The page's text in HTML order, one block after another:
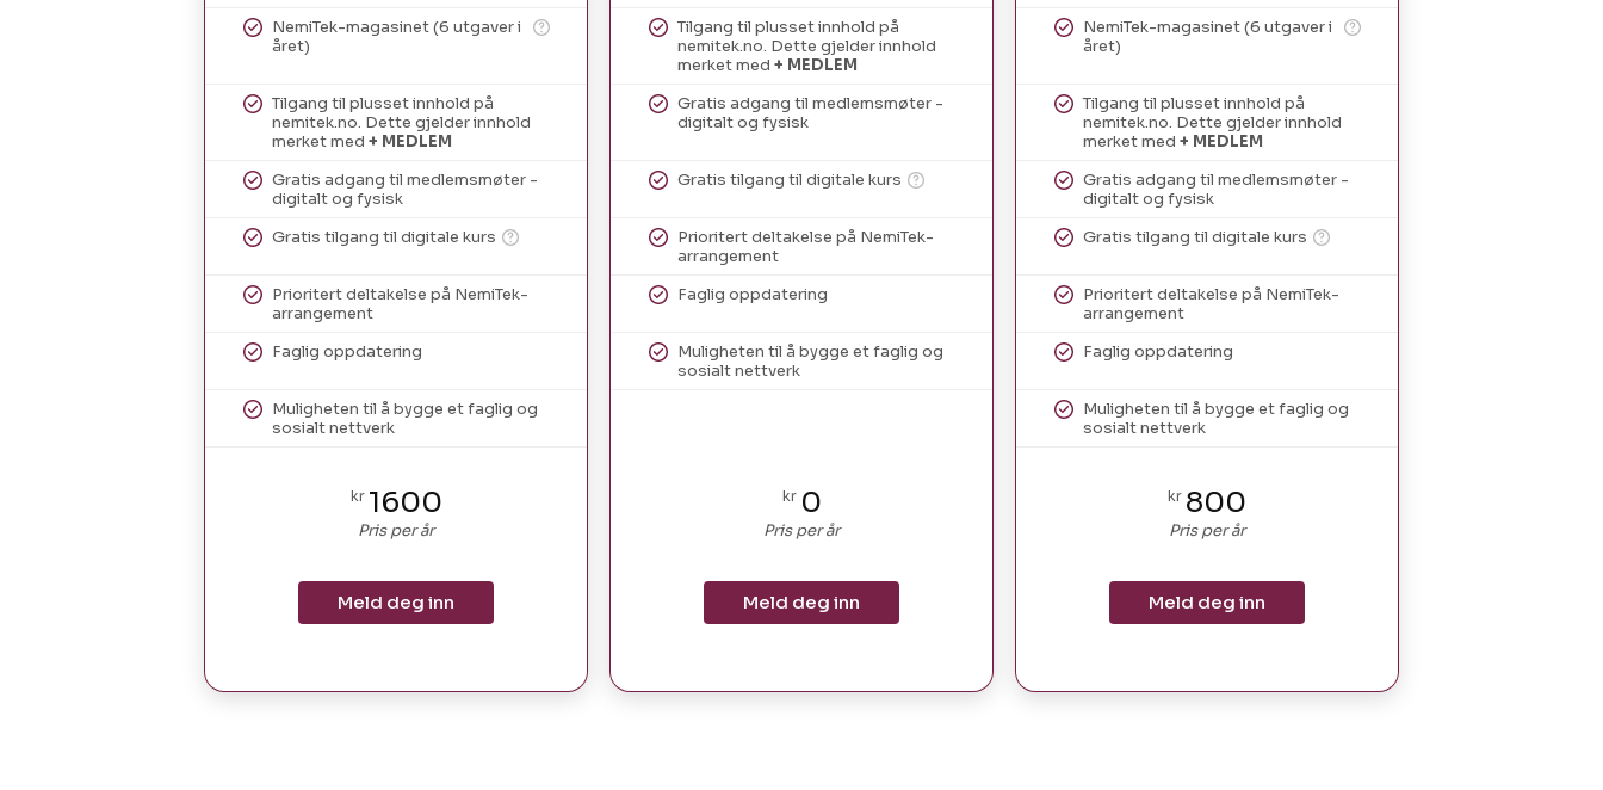
NemiTek-magasinet (6 utgaver i
året)
Tilgang til plusset innhold på
nemitek.no. Dette gjelder innhold
merket med + MEDLEM
Gratis adgang til medlemsmøter -
digitalt og fysisk
Gratis tilgang til digitale kurs
Prioritert deltakelse på NemiTek-
arrangement
Faglig oppdatering
Muligheten til å bygge et faglig og
sosialt nettverk
kr 1600
Pris per år
Meld deg inn
Tilgang til plusset innhold på
nemitek.no. Dette gjelder innhold
merket med + MEDLEM
Gratis adgang til medlemsmøter -
digitalt og fysisk
Gratis tilgang til digitale kurs
Prioritert deltakelse på NemiTek-
arrangement
Faglig oppdatering
Muligheten til å bygge et faglig og
sosialt nettverk
kr 0
Pris per år
Meld deg inn
NemiTek-magasinet (6 utgaver i
året)
Tilgang til plusset innhold på
nemitek.no. Dette gjelder innhold
merket med + MEDLEM
Gratis adgang til medlemsmøter -
digitalt og fysisk
Gratis tilgang til digitale kurs
Prioritert deltakelse på NemiTek-
arrangement
Faglig oppdatering
Muligheten til å bygge et faglig og
sosialt nettverk
kr 800
Pris per år
Meld deg inn